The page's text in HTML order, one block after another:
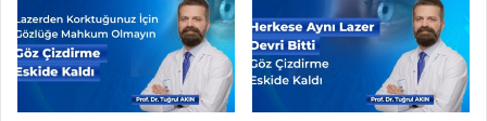
u
t
m
u
Z
e